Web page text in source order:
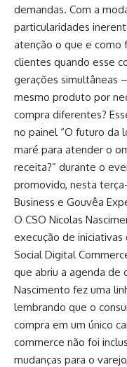
demandas. Com a
particularidades
atenção o que e como
clientes quando esse
gerações simultâneas
mesmo produto por
compra diferentes?
no painel “O futuro da
maré para atender o
receita?” durante o
promovido, nesta
Business e Gouvêa
O CSO Nicolas
execução de
Social Digital
que abriu a agenda de
Nascimento fez uma
lembrando que o
compra em um único
commerce não foi
mudanças para o